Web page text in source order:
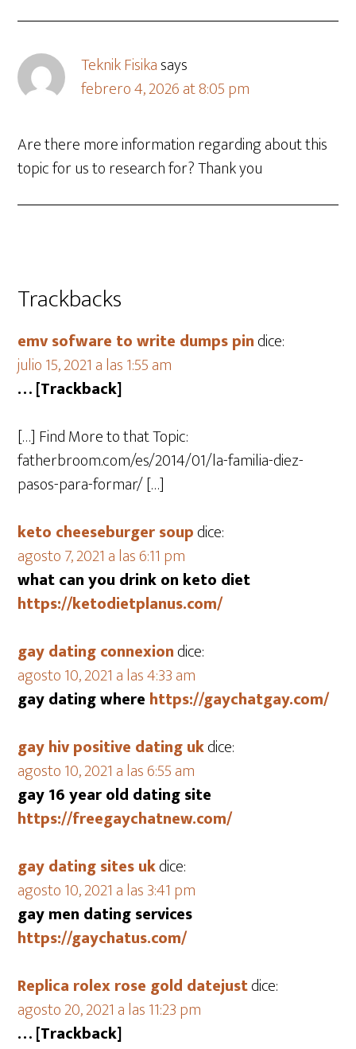
Teknik Fisikasays
febrero 4, 2026 at 8:05 pm
Are there more information regarding about this
topic for us to research for? Thank you
Trackbacks
emv sofware to write dumps pindice:
julio 15, 2021 a las 1:55 am
… [Trackback]
[…] Find More to that Topic:
fatherbroom.com/es/2014/01/la-familia-diez-
pasos-para-formar/ […]
keto cheeseburger soupdice:
agosto 7, 2021 a las 6:11 pm
what can you drink on keto diet
https://ketodietplanus.com/
gay dating connexiondice:
agosto 10, 2021 a las 4:33 am
gay dating where https://gaychatgay.com/
gay hiv positive dating ukdice:
agosto 10, 2021 a las 6:55 am
gay 16 year old dating site
https://freegaychatnew.com/
gay dating sites ukdice:
agosto 10, 2021 a las 3:41 pm
gay men dating services
https://gaychatus.com/
Replica rolex rose gold datejustdice:
agosto 20, 2021 a las 11:23 pm
… [Trackback]